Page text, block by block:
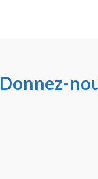
Donnez-